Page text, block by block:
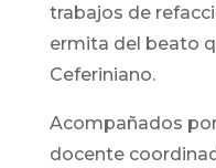
trabajos de
ermita del beato
Ceferiniano.
Acompañados
docente